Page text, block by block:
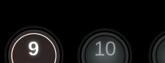
9 10